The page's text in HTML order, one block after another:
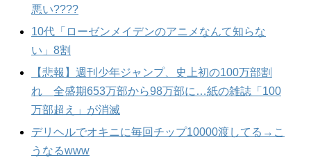
悪い????
10代「ローゼンメイデンのアニメなんて知らな
い」8割
【悲報】週刊少年ジャンプ、史上初の100万部割
れ 全盛期653万部から98万部に…紙の雑誌「100
万部超え」が消滅
デリヘルでオキニに毎回チップ10000渡してる→こ
うなるwww